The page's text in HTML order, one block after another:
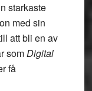
starkaste
med sin
att bli en av
somDigital
få